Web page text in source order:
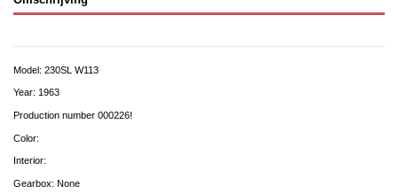
Model: 230SL W113
Year: 1963
Production number 000226!
Color:
Interior:
Gearbox: None